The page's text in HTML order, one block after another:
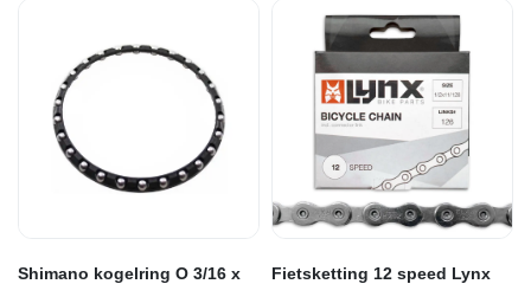
Shimano kogelring O 3/16 x
Fietsketting 12 speed Lynx